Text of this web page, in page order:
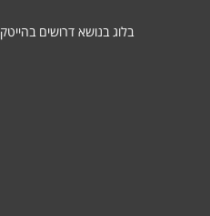
בלוג בנושא דרושים בהייטק